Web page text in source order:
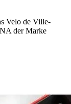
Velo de Ville-
der Marke